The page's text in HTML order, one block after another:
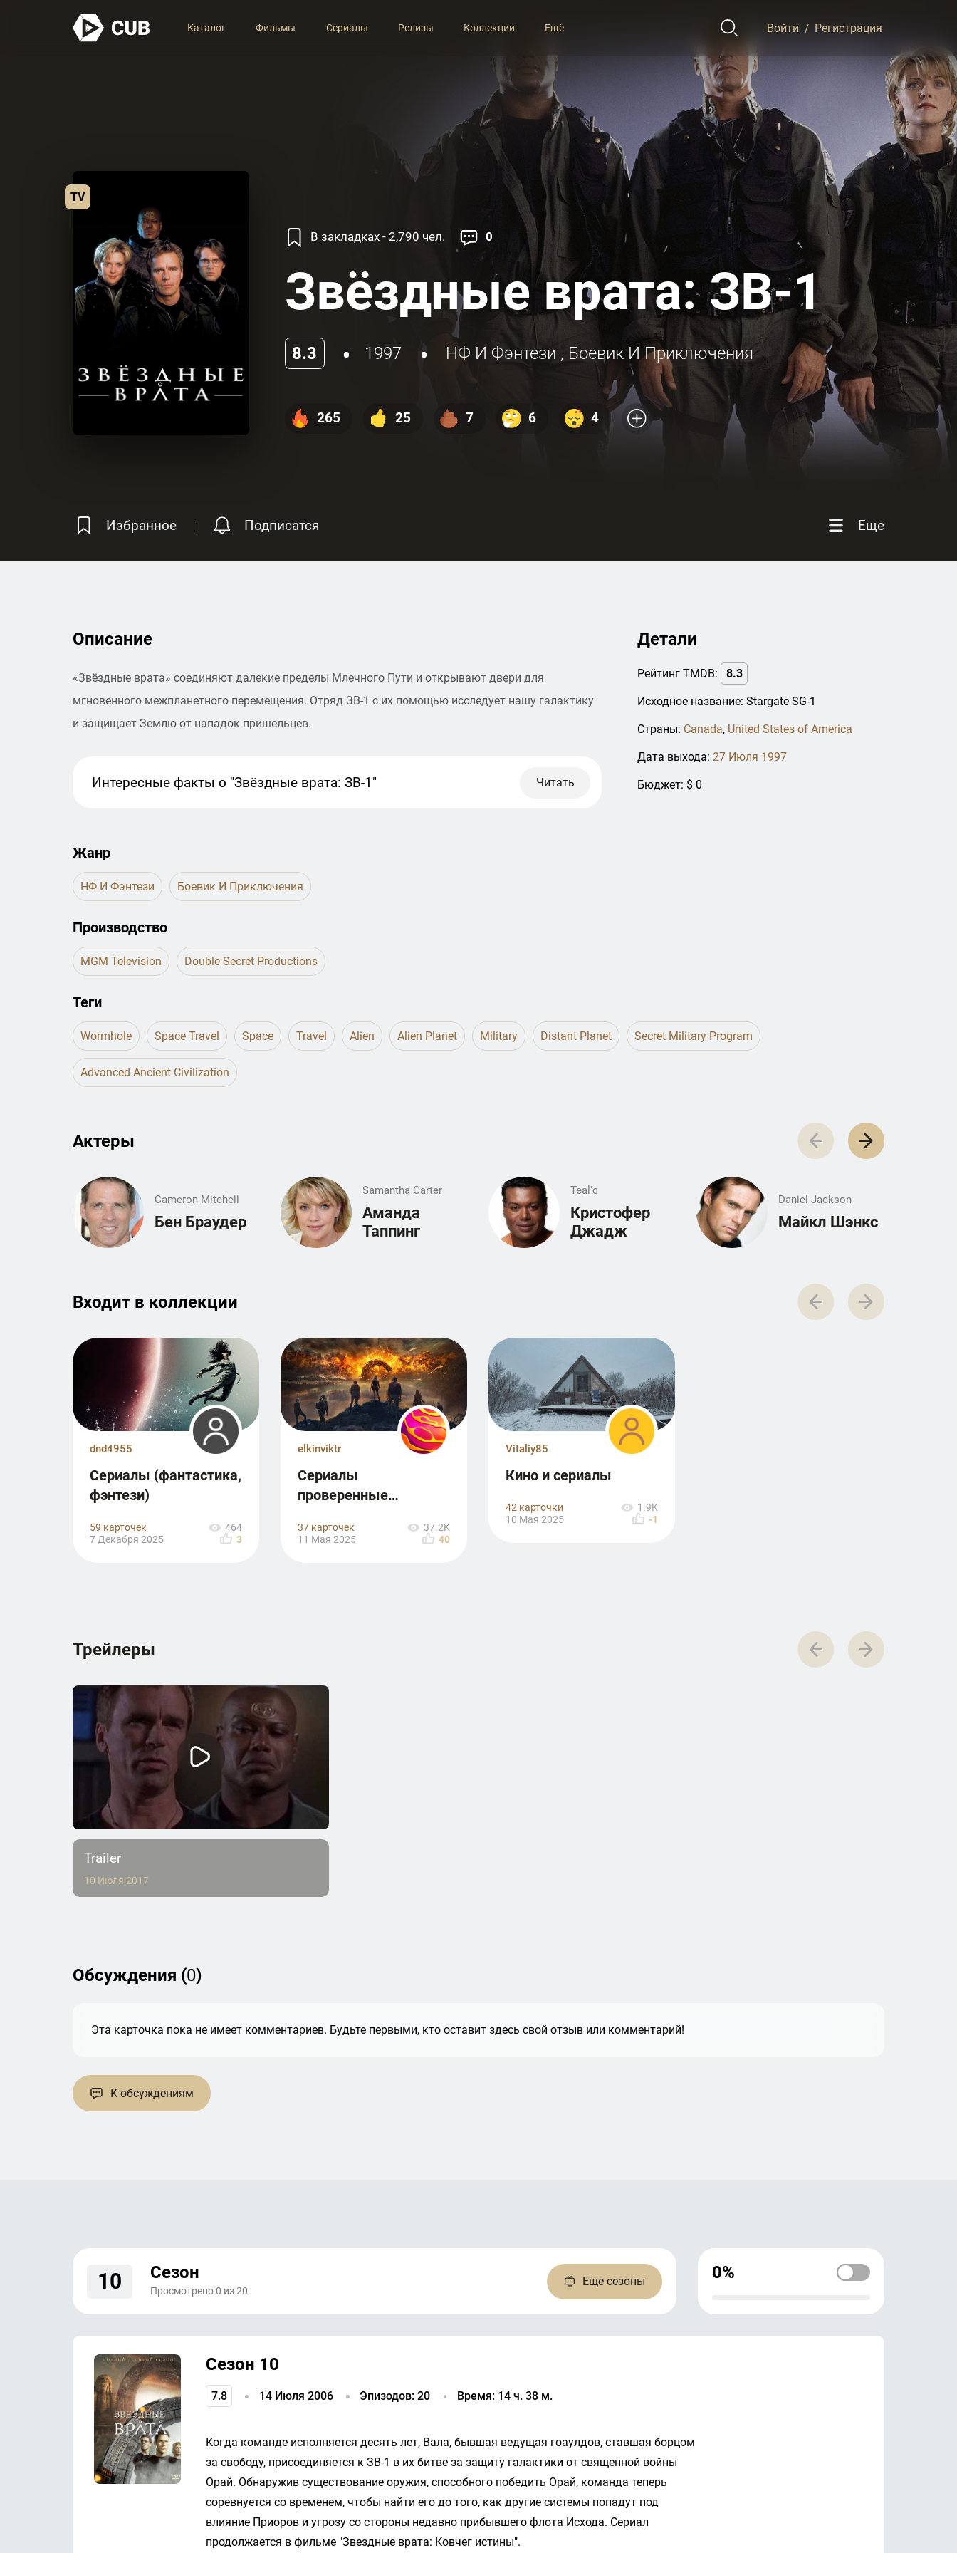
Каталог Фильмы Сериалы Релизы Коллекции Ещё Войти / Регистрация
TV
В закладках - 2,790 чел. 0
Звёздные врата: ЗВ-1
8.3 1997 НФ И Фэнтези , Боевик И Приключения
265 25 7 6 4
Избранное Подписатся Еще
Описание
«Звёздные врата» соединяют далекие пределы Млечного Пути и открывают двери для
мгновенного межпланетного перемещения. Отряд ЗВ-1 с их помощью исследует нашу галактику
и защищает Землю от нападок пришельцев.
Интересные факты о "Звёздные врата: ЗВ-1" Читать
Детали
Рейтинг TMDB: 8.3
Исходное название: Stargate SG-1
Страны: Canada, United States of America
Дата выхода: 27 Июля 1997
Бюджет: $ 0
Жанр
НФ И Фэнтези Боевик И Приключения
Производство
MGM Television Double Secret Productions
Теги
Wormhole Space Travel Space Travel Alien Alien Planet Military Distant Planet Secret Military Program
Advanced Ancient Civilization
Актеры
Cameron Mitchell
Бен Браудер
Samantha Carter
Аманда
Таппинг
Teal'c
Кристофер
Джадж
Daniel Jackson
Майкл Шэнкс
Входит в к­о­л­л­е­к­ц­и­и
dnd4955
Сериалы (фантастика,
фэнтези)
59 карточек
464
7 Декабря 2025
3
elkinviktr
Сериалы
проверенные
37 карточек
37.2K
11 Мая 2025
40
Vitaliy85
Кино и сериалы
42 карточки
1.9K
10 Мая 2025
-1
Трейлеры
Trailer
10 Июля 2017
Обсуждения (0)
Эта карточка пока не имеет комментариев. Будьте первыми, кто оставит здесь свой отзыв или комментарий!
К обсуждениям
10 Сезон
Просмотрено0 из20
Ещесезоны 0%
Сезон 10
7.8 14 Июля 2006 Эпизодов: 20 Время: 14 ч. 38 м.
Когда команде исполняется десять лет, Вала, бывшая ведущая гоаулдов, ставшая борцом
за свободу, присоединяется к ЗВ-1 в их битве за защиту галактики от священной войны
Орай. Обнаружив существование оружия, способного победить Орай, команда теперь
соревнуется со временем, чтобы найти его до того, как другие системы попадут под
влияние Приоров и угрозу со стороны недавно прибывшего флота Исхода. Сериал
продолжается в фильме "Звездные врата: Ковчег истины".